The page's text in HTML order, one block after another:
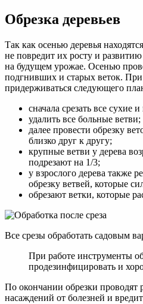
Обрезка деревьев
Так как осенью деревья
не повредит их росту и
на будущем урожае. Осенью
подгнивших и старых веток. При
придерживаться следующего
сначала срезать все сухие
удалить все больные ветви;
далее провести обрезку
близко друг к другу;
крупные ветви у дерева
подрезают на 1/3;
у взрослого дерева также
обрезку ветвей, которые
обрезают ветки, которые
Все срезы обработать садовым
При работе инструменты
продезинфицировать и
По окончании обрезки проводят
насаждений от болезней и